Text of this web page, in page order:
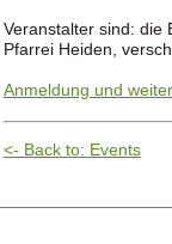
Veranstalter sind: die
Pfarrei Heiden,
Anmeldung und
<- Back to: Events